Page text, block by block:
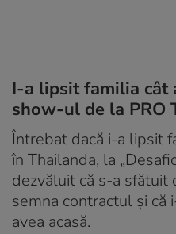
I-a lipsit familia cât
show-ul de la PRO
Întrebat dacă i-a lipsit
în Thailanda, la
dezvăluit că s-a sfătuit
semna contractul și că
avea acasă.